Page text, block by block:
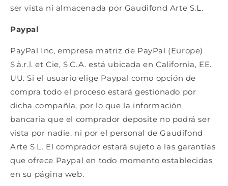
ser vista ni almacenada por Gaudifond Arte S.L.
Paypal
PayPal Inc, empresa matriz de PayPal (Europe)
S.à.r.l. et Cie, S.C.A. está ubicada en California, EE.
UU. Si el usuario elige Paypal como opción de
compra todo el proceso estará gestionado por
dicha compañía, por lo que la información
bancaria que el comprador deposite no podrá ser
vista por nadie, ni por el personal de Gaudifond
Arte S.L. El comprador estará sujeto a las garantías
que ofrece Paypal en todo momento establecidas
en su página web.